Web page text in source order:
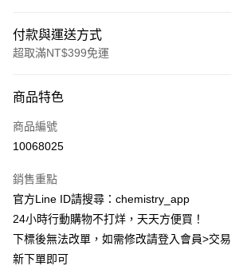
付款與運送方式
超取滿NT$399免運
信用卡一次付款
超商取貨付款
Apple Pay
街口支付
悠遊付
商品特色
商品編號
10068025
銷售重點
官方Line ID請搜尋：chemistry_app
24小時行動購物不打烊，天天方便買！
下標後無法改單，如需修改請登入會員>交
新下單即可